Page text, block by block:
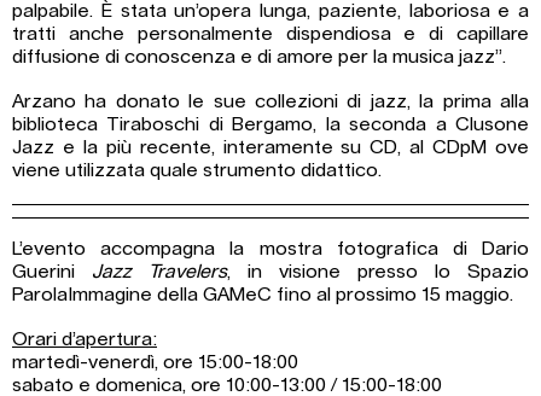
palpabile. È stata un’opera lunga, paziente, laboriosa e a
tratti anche personalmente dispendiosa e di capillare
diffusione di conoscenza e di amore per la musica jazz”.
Arzano ha donato le sue collezioni di jazz, la prima alla
biblioteca Tiraboschi di Bergamo, la seconda a Clusone
Jazz e la più recente, interamente su CD, al CDpM ove
viene utilizzata quale strumento didattico.
L’evento accompagna la mostra fotografica di Dario
Guerini Jazz Travelers, in visione presso lo Spazio
ParolaImmagine della GAMeC fino al prossimo 15 maggio.
Orari d’apertura:
martedì-venerdì, ore 15:00-18:00
sabato e domenica, ore 10:00-13:00 / 15:00-18:00